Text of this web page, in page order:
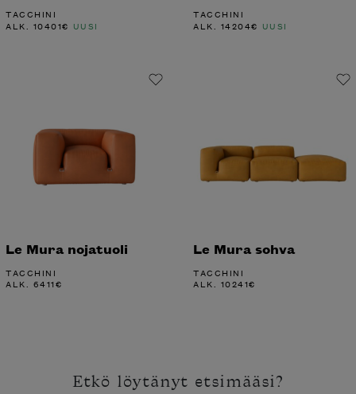
TACCHINI
ALK. 10401€ UUSI
TACCHINI
ALK. 14204€ UUSI
Le Mura nojatuoli
TACCHINI
ALK. 6411€
Le Mura sohva
TACCHINI
ALK. 10241€
Etkö löytänyt etsimääsi?